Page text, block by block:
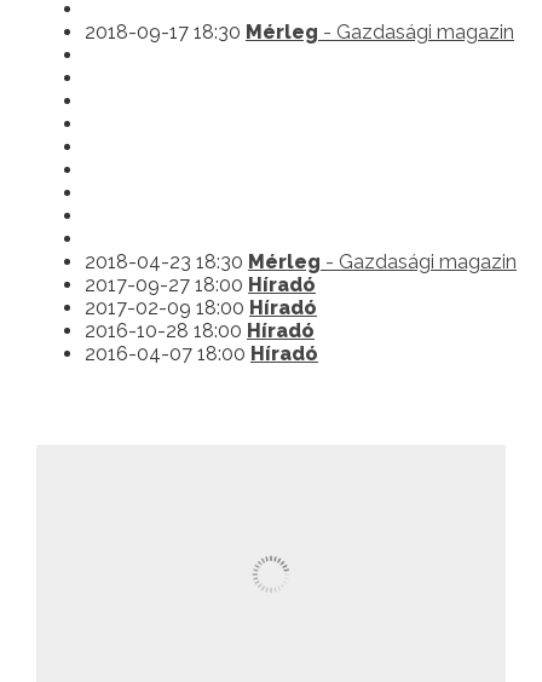
2018-09-17 18:30 Mérleg - Gazdasági magazin
2018-04-23 18:30 Mérleg - Gazdasági magazin
2017-09-27 18:00 Híradó
2017-02-09 18:00 Híradó
2016-10-28 18:00 Híradó
2016-04-07 18:00 Híradó